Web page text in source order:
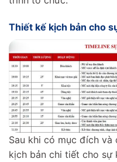
Thiết kế kịch bản cho
Sau khi có mục đích và
kịch bản chi tiết cho sự